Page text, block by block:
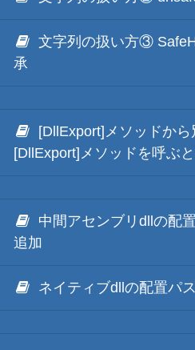
.NET via C# like
文字列の扱い方③
承
[DllExport]メソッドから
[DllExport]メソッドを呼ぶ
中間アセンブリdllの配
追加
ネイティブdllの配置パ
ネイティブ・
文字列変換
通知・メッセ